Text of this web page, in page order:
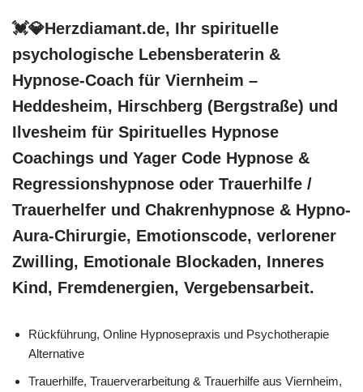
💓️💎Herzdiamant.de, Ihr spirituelle
psychologische Lebensberaterin &
Hypnose-Coach für Viernheim –
Heddesheim, Hirschberg (Bergstraße) und
Ilvesheim für Spirituelles Hypnose
Coachings und Yager Code Hypnose &
Regressionshypnose oder Trauerhilfe /
Trauerhelfer und Chakrenhypnose & Hypno-
Aura-Chirurgie, Emotionscode, verlorener
Zwilling, Emotionale Blockaden, Inneres
Kind, Fremdenergien, Vergebensarbeit.
Rückführung, Online Hypnosepraxis und Psychotherapie
Alternative
Trauerhilfe, Trauerverarbeitung & Trauerhilfe aus Viernheim,